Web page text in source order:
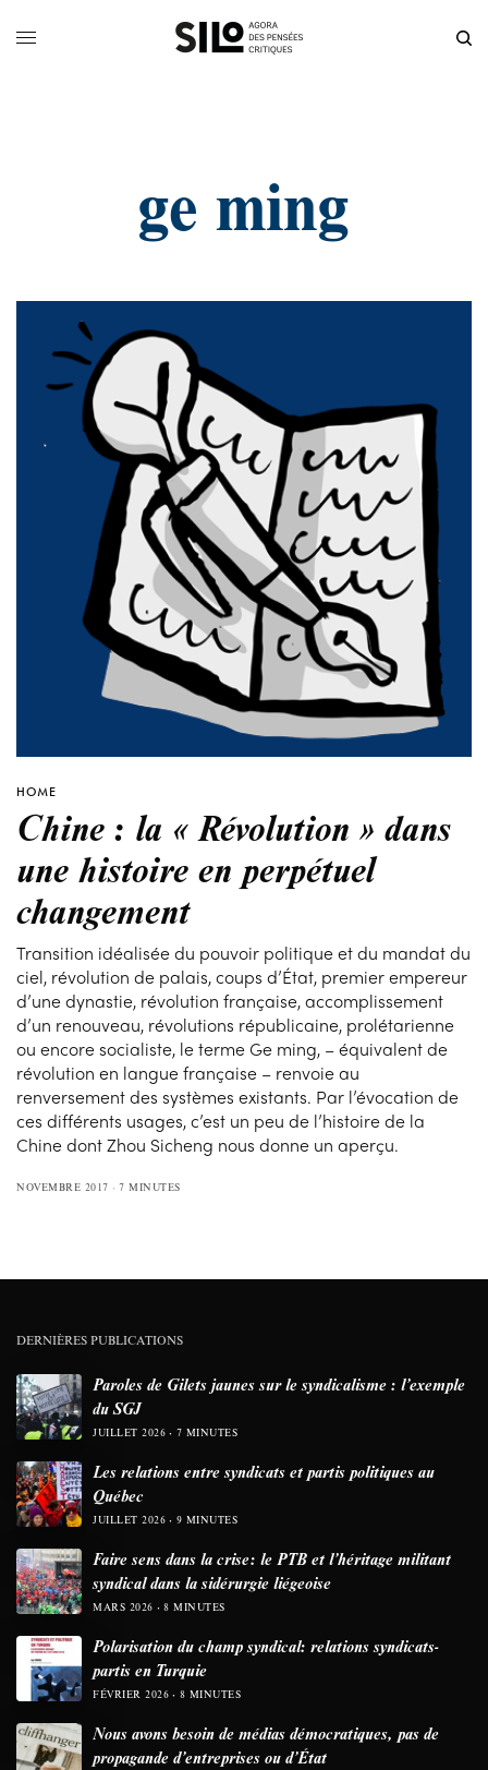
ge ming
HOME
Chine : la « Révolution » dans
une histoire en perpétuel
changement
Transition idéalisée du pouvoir politique et du mandat du
ciel, révolution de palais, coups d’État, premier empereur
d’une dynastie, révolution française, accomplissement
d’un renouveau, révolutions républicaine, prolétarienne
ou encore socialiste, le terme Ge ming, – équivalent de
révolution en langue française – renvoie au
renversement des systèmes existants. Par l’évocation de
ces différents usages, c’est un peu de l’histoire de la
Chine dont Zhou Sicheng nous donne un aperçu.
NOVEMBRE 2017 7 MINUTES
DERNIÈRES PUBLICATIONS
Paroles de Gilets jaunes sur le syndicalisme : l’exemple
du SGJ
JUILLET 2026 7 MINUTES
Les relations entre syndicats et partis politiques au
Québec
JUILLET 2026 9 MINUTES
Faire sens dans la crise: le PTB et l’héritage militant
syndical dans la sidérurgie liégeoise
MARS 2026 8 MINUTES
Polarisation du champ syndical: relations syndicats-
partis en Turquie
FÉVRIER 2026 8 MINUTES
Nous avons besoin de médias démocratiques, pas de
propagande d’entreprises ou d’État